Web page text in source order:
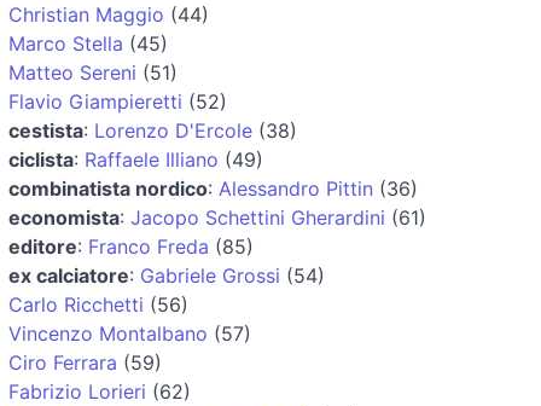
Christian Maggio (44)
Marco Stella (45)
Matteo Sereni (51)
Flavio Giampieretti (52)
cestista: Lorenzo D'Ercole (38)
ciclista: Raffaele Illiano (49)
combinatista nordico: Alessandro Pittin (36)
economista: Jacopo Schettini Gherardini (61)
editore: Franco Freda (85)
ex calciatore: Gabriele Grossi (54)
Carlo Ricchetti (56)
Vincenzo Montalbano (57)
Ciro Ferrara (59)
Fabrizio Lorieri (62)